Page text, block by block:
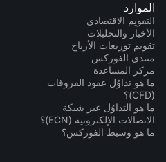
الموارد
التقويم الاقتصادي
الأخبار والتحليلات
تقويم توزيعات الأرباح
منتدى الفوركس
مركز المساعدة
ما هو تداوُل عقود الفروقات
(CFD)؟
ما هو التداوُل عبر شبكة
الاتصالات الإلكترونية (ECN)؟
ما هو وسيط الفوركس؟